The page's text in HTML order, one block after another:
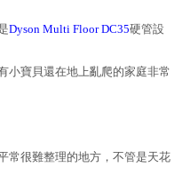
Dyson Multi Floor DC35硬管設
小寶貝還在地上亂爬的家庭非常
常很難整理的地方，不管是天花